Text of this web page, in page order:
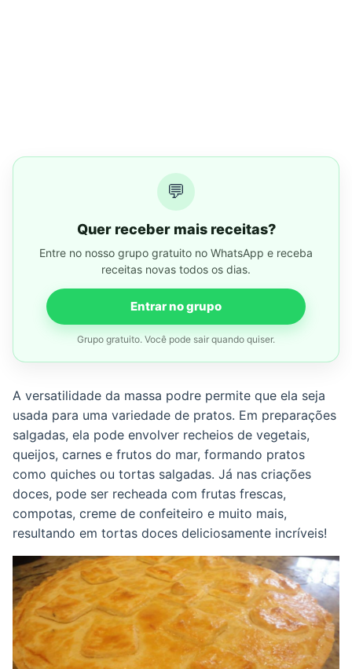
💬
Quer receber mais receitas?
Entre no nosso grupo gratuito no WhatsApp e receba
receitas novas todos os dias.
Entrar no grupo
Grupo gratuito. Você pode sair quando quiser.
A versatilidade da massa podre permite que ela seja
usada para uma variedade de pratos. Em preparações
salgadas, ela pode envolver recheios de vegetais,
queijos, carnes e frutos do mar, formando pratos
como quiches ou tortas salgadas. Já nas criações
doces, pode ser recheada com frutas frescas,
compotas, creme de confeiteiro e muito mais,
resultando em tortas doces deliciosamente incríveis!